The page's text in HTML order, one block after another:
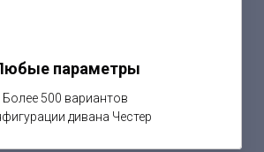
параметры
Более 500 вариантов
дивана Честер